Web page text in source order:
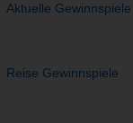
Aktuelle Gewinnspiele
Reise Gewinnspiele